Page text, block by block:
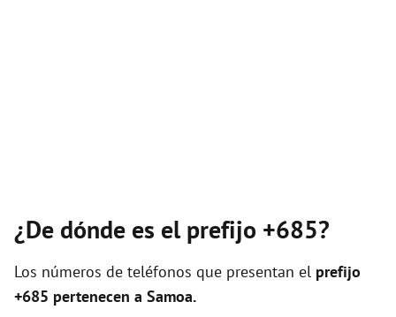
¿De dónde es el prefijo +685?
Los números de teléfonos que presentan el prefijo
+685 pertenecen a Samoa.